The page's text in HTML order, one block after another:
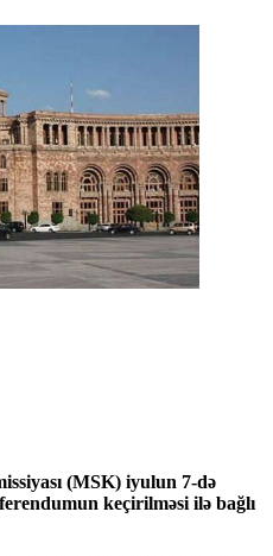
(MSK) iyulun 7-də
keçirilməsi ilə bağlı